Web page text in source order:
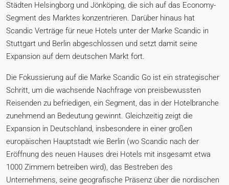
Städten Helsingborg und Jönköping, die sich auf das Economy-
Segment des Marktes konzentrieren. Darüber hinaus hat
Scandic Verträge für neue Hotels unter der Marke Scandic in
Stuttgart und Berlin abgeschlossen und setzt damit seine
Expansion auf dem deutschen Markt fort.
Die Fokussierung auf die Marke Scandic Go ist ein strategischer
Schritt, um die wachsende Nachfrage von preisbewussten
Reisenden zu befriedigen, ein Segment, das in der Hotelbranche
zunehmend an Bedeutung gewinnt. Gleichzeitig zeigt die
Expansion in Deutschland, insbesondere in einer großen
europäischen Hauptstadt wie Berlin (wo Scandic nach der
Eröffnung des neuen Hauses drei Hotels mit insgesamt etwa
1000 Zimmern betreiben wird), das Bestreben des
Unternehmens, seine geografische Präsenz über die nordischen